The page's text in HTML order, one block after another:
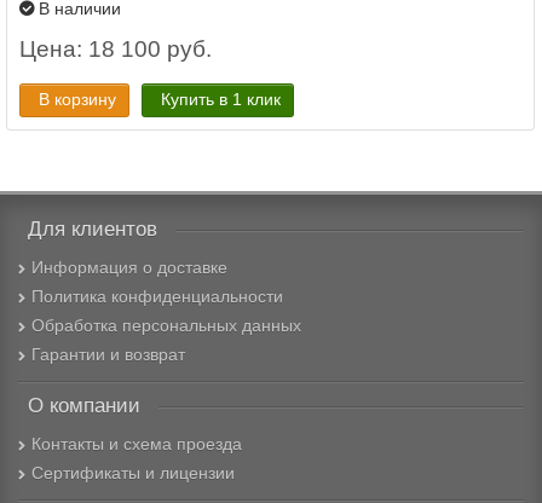
В наличии
Цена: 18 100 руб.
В корзину Купить в 1 клик
Для клиентов
Информация о доставке
Политика конфиденциальности
Обработка персональных данных
Гарантии и возврат
О компании
Контакты и схема проезда
Сертификаты и лицензии